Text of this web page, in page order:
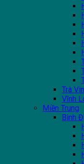
Trà
Vĩnh
Miền Trung
Bình